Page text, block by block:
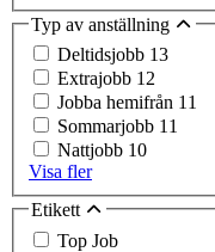
Typ av anställning
Deltidsjobb 13
Extrajobb 12
Jobba hemifrån 11
Sommarjobb 11
Nattjobb 10
Visa fler
Etikett
Top Job